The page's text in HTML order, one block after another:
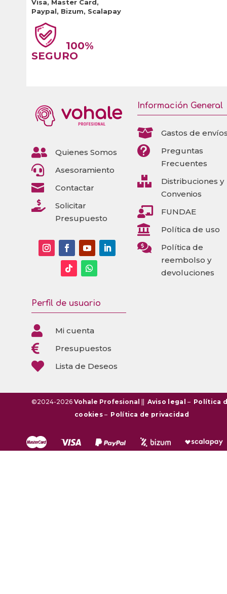
Visa, Master Card,
Paypal, Bizum, Scalapay
100%
SEGURO
 Quienes Somos
 Asesoramiento
 Contactar

Solicitar
Presupuesto
Información General
 Gastos de

Preguntas
Frecuentes

Distribuciones y
Convenios
 FUNDAE
 Política de uso

Política de
reembolso y
devoluciones
Perfil de usuario
 Mi cuenta
 Presupuestos
 Lista de Deseos
©2024-2026 Vohale Profesional Aviso legal – Política
cookies– Política de privacidad